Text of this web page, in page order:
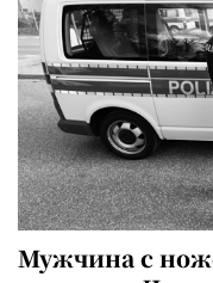
Мужчина с